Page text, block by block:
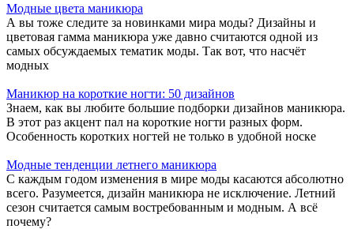
Модные цвета маникюра
А вы тоже следите за новинками мира моды? Дизайны и
цветовая гамма маникюра уже давно считаются одной из
самых обсуждаемых тематик моды. Так вот, что насчёт
модных
Маникюр на короткие ногти: 50 дизайнов
Знаем, как вы любите большие подборки дизайнов маникюра.
В этот раз акцент пал на короткие ногти разных форм.
Особенность коротких ногтей не только в удобной носке
Модные тенденции летнего маникюра
С каждым годом изменения в мире моды касаются абсолютно
всего. Разумеется, дизайн маникюра не исключение. Летний
сезон считается самым востребованным и модным. А всё
почему?